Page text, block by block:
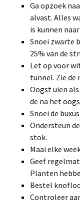
Ga opzoek
alvast. Alles
is kunnen
Snoei zwarte
25% van de
Let op voor
tunnel. Zie de
Oogst uien
de na het
Snoei de
Ondersteun
stok.
Maai elke
Geef
Planten
Bestel
Controleer